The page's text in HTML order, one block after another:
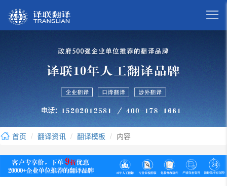

首页 翻译资讯 翻译模板 内容